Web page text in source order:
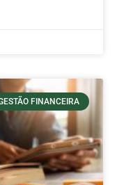
FINANCEIRA